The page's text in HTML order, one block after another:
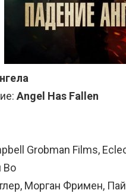
Angel Has Fallen
Grobman Films,
Во
Морган Фримен,